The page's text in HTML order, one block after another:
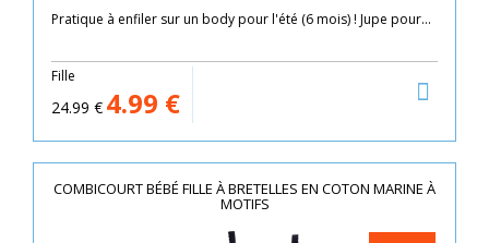
Pratique à enfiler sur un body pour l'été (6 mois) ! Jupe pour...
Fille
24.99 € 4.99 €
COMBICOURT BÉBÉ FILLE À BRETELLES EN COTON MARINE À
MOTIFS